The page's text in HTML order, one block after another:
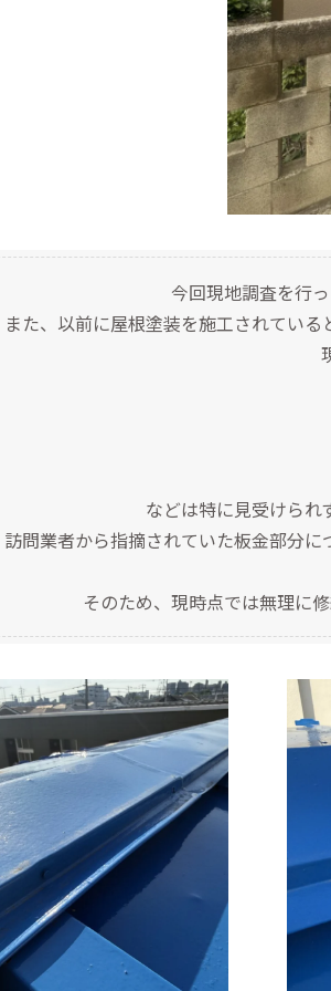
今回現地調査を行
また、以前に屋根塗装を施工されてい
などは特に見受けられ
問業者から指摘されていた板金部分
そのため、現時点では無理に